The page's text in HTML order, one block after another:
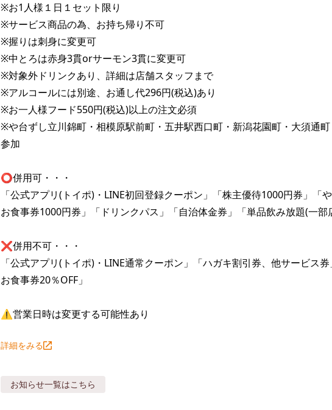
※お1人様１日１セット限り
※サービス商品の為、お持ち帰り不可
※握りは刺身に変更可
※中とろは赤身3貫orサーモン3貫に変更可
※対象外ドリンクあり、詳細は店舗スタッフまで
※アルコールには別途、お通し代296円(税込)あり
※お一人様フード550円(税込)以上の注文必須
※や台ずし立川錦町・相模原駅前町・五井駅西口町・新潟花園町・大須通
参加
⭕️併用可・・・
「公式アプリ(トイポ)・LINE初回登録クーポン」「株主優待1000円券」「
お食事券1000円券」「ドリンクパス」「自治体金券」「単品飲み放題(一部
❌併用不可・・・
「公式アプリ(トイポ)・LINE通常クーポン」「ハガキ割引券、他サービス
お食事券20％OFF」
⚠️営業日時は変更する可能性あり
詳細をみる
お知らせ一覧はこちら